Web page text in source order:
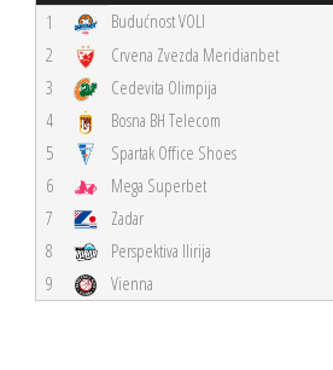
1 Budućnost VOLI
2
Crvena Zvezda Meridianbet
3
Cedevita Olimpija
4
Bosna BH Telecom
5
Spartak Office Shoes
6
Mega Superbet
7
Zadar
8
Perspektiva Ilirija
9
Vienna